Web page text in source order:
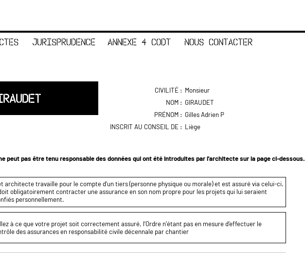
JURISPRUDENCE ANNEXE 4 CODT NOUS CONTACTER
CIVILITÉ : Monsieur
NOM : GIRAUDET
PRÉNOM : Gilles Adrien P
INSCRIT AU CONSEIL DE : Liège
peut pas être tenu responsable des données qui ont été introduites par l'architecte sur la page ci-dessous.
architecte travaille pour le compte d’un tiers (personne physique ou morale) et est assuré via celui-ci.
obligatoirement contracter une assurance en son nom propre pour les projets qui lui seraient
personnellement.
à ce que votre projet soit correctement assuré, l’Ordre n’étant pas en mesure d’effectuer le
des assurances en responsabilité civile décennale par chantier